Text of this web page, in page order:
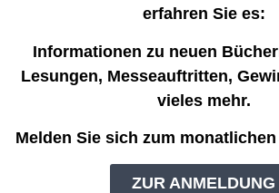
erfahren Sie es:
Informationen zu neuen
Lesungen, Messeauftritten,
vieles mehr.
Melden Sie sich zum
ZUR ANMELDUNG